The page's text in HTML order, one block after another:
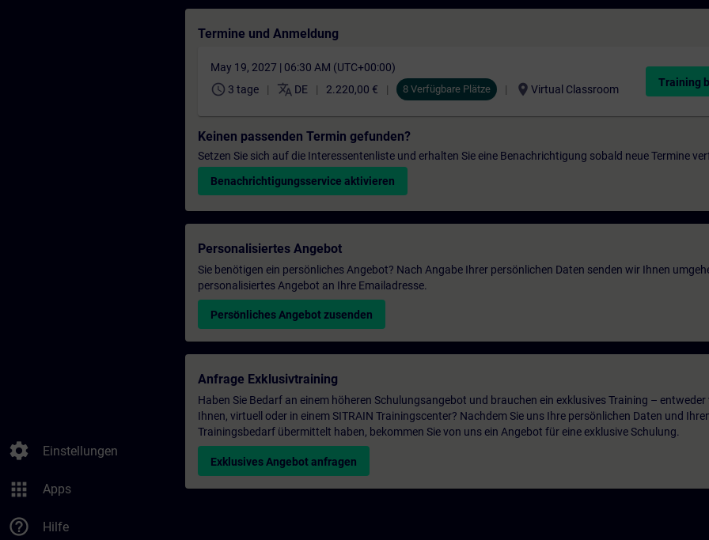
settings Einstellungen
apps Apps
help_outline Hilfe
Termine und Anmeldung
May 19, 2027 | 06:30 AM (UTC+00:00)
schedule 3 tage translate DE 2.220,00 € 8 Verfügbare Plätze location_on Virtual Classroom
Training
Keinen passenden Termin gefunden?
Setzen Sie sich auf die Interessentenliste und erhalten Sie eine Benachrichtigung sobald neue Termine
Benachrichtigungsservice aktivieren
Personalisiertes Angebot
Sie benötigen ein persönliches Angebot? Nach Angabe Ihrer persönlichen Daten senden wir Ihnen
personalisiertes Angebot an Ihre Emailadresse.
Persönliches Angebot zusenden
Anfrage Exklusivtraining
Haben Sie Bedarf an einem höheren Schulungsangebot und brauchen ein exklusives Training – entweder
Ihnen, virtuell oder in einem SITRAIN Trainingscenter? Nachdem Sie uns Ihre persönlichen Daten und
Trainingsbedarf übermittelt haben, bekommen Sie von uns ein Angebot für eine exklusive Schulung.
Exklusives Angebot anfragen